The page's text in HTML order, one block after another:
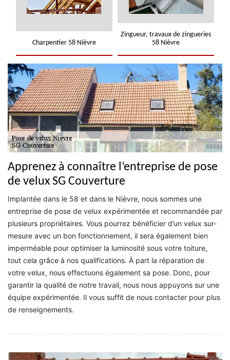
Charpentier 58 Nièvre
Zingueur, travaux de zingueries
58 Nièvre
Apprenez à connaître l’entreprise de pose
de velux SG Couverture
Implantée dans le 58 et dans le Nièvre, nous sommes une
entreprise de pose de velux expérimentée et recommandée par
plusieurs propriétaires. Vous pourrez bénéficier d’un velux sur-
mesure avec un bon fonctionnement, il sera également bien
imperméable pour optimiser la luminosité sous votre toiture,
tout cela grâce à nos qualifications. À part la réparation de
votre velux, nous effectuons également sa pose. Donc, pour
garantir la qualité de notre travail, nous nous appuyons sur une
équipe expérimentée. Il vous suffit de nous contacter pour plus
de renseignements.